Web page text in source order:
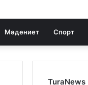
Мәдениет Спорт
TuraNews